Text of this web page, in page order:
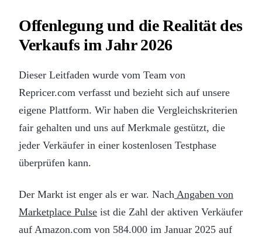
Offenlegung und die Realität des
Verkaufs im Jahr 2026
Dieser Leitfaden wurde vom Team von
Repricer.com verfasst und bezieht sich auf unsere
eigene Plattform. Wir haben die Vergleichskriterien
fair gehalten und uns auf Merkmale gestützt, die
jeder Verkäufer in einer kostenlosen Testphase
überprüfen kann.
Der Markt ist enger als er war. Nach Angaben von
Marketplace Pulse ist die Zahl der aktiven Verkäufer
auf Amazon.com von 584.000 im Januar 2025 auf